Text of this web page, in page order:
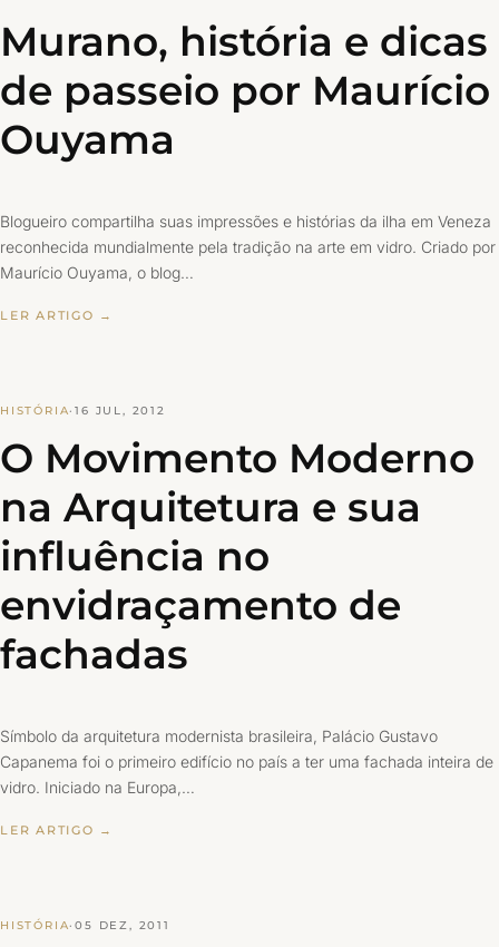
Murano, história e dicas
de passeio por Maurício
Ouyama
Blogueiro compartilha suas impressões e histórias da ilha em Veneza
reconhecida mundialmente pela tradição na arte em vidro. Criado por
Maurício Ouyama, o blog…
LER ARTIGO →
HISTÓRIA·16 JUL, 2012
O Movimento Moderno
na Arquitetura e sua
influência no
envidraçamento de
fachadas
Símbolo da arquitetura modernista brasileira, Palácio Gustavo
Capanema foi o primeiro edifício no país a ter uma fachada inteira de
vidro. Iniciado na Europa,…
LER ARTIGO →
HISTÓRIA·05 DEZ, 2011